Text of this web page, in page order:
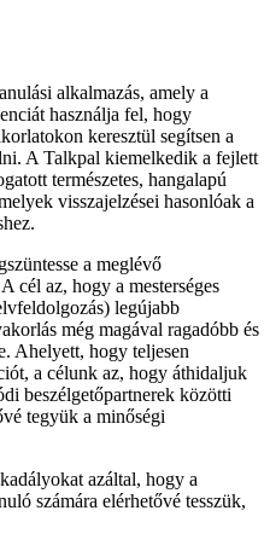
alkalmazás, amely a
használja fel, hogy
keresztül segítsen a
A Talkpal kiemelkedik a fejlett
természetes, hangalapú
visszajelzései hasonlóak a
a meglévő
cél az, hogy a mesterséges
legújabb
még magával ragadóbb és
Ahelyett, hogy teljesen
a célunk az, hogy áthidaljuk
beszélgetőpartnerek közötti
tegyük a minőségi
azáltal, hogy a
számára elérhetővé tesszük,